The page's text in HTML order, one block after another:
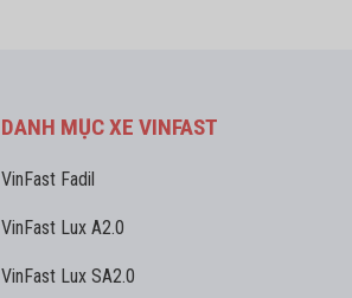
DANH MỤC XE VINFAST
VinFast Fadil
VinFast Lux A2.0
VinFast Lux SA2.0